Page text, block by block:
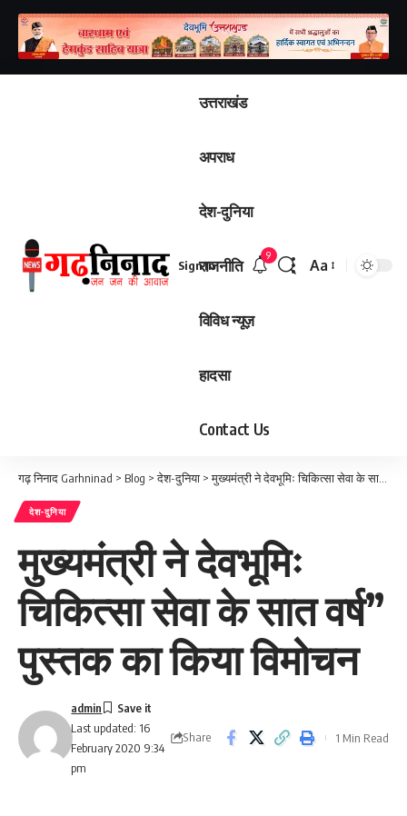
उत्तराखंड
अपराध
देश-दुनिया
राजनीति
विविध न्यूज़
हादसा
Contact Us
Sign In
9
Aa
गढ़ निनाद Garhninad > Blog >देश-दुनिया >मुख्यमंत्री ने देवभूमिः चिकित्सा सेवा के सात वर्ष” पुस्तक का किया विमोचन
देश-दुनिया
मुख्यमंत्री ने देवभूमिः
चिकित्सा सेवा के सात वर्ष”
पुस्तक का किया विमोचन
Last updated: 16
February 2020 9:34
pm
admin
Share 1 Min Read